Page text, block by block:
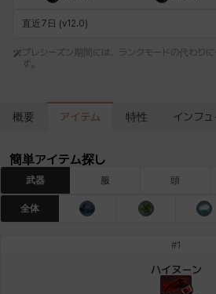
ダイリン ダニエル ダルコ
ナディン ニア
直近7日 (v12.0)
プレシーズン期間には、ランクモードの代わり
す。
概要 アイテム 特性 インフ
簡単アイテム探し
武器 服 頭
全体
#1
ハイヌーン